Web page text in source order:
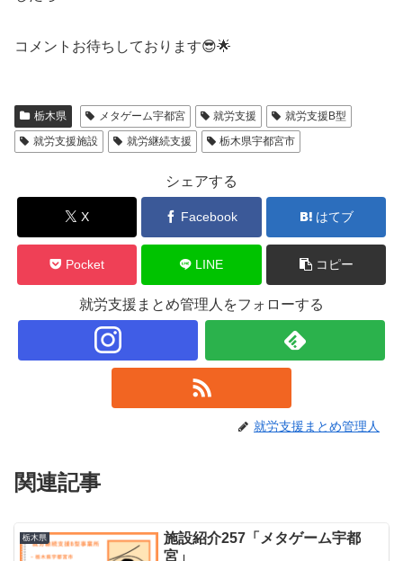
コメントお待ちしております😎🌟
栃木県 メタゲーム宇都宮 就労支援
就労支援B型
就労支援施設
就労継続支援 栃木県宇都宮市
シェアする
X Facebook はてブ
Pocket LINE コピー
就労支援まとめ管理人をフォローする
就労支援まとめ管理人
関連記事
栃木県
施設紹介257「メタゲーム宇都
宮」